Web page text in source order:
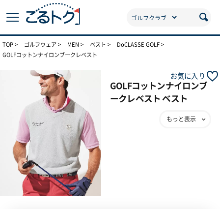
TOP ゴルフウェア MEN ベスト
DoCLASSE GOLF
GOLFコットンナイロンブークレベスト
GOLFコットンナイロンブ
ークレベスト ベスト
お気に入り